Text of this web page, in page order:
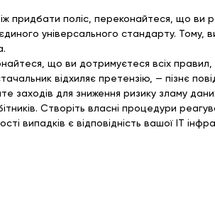
придбати поліс, переконайтеся, що ви
універсального стандарту. Тому,
що ви дотримуєтеся всіх правил,
відхиляє претензію, — пізнє
заходів для зниження ризику зламу
Створіть власні процедури
випадків є відповідність вашої ІТ